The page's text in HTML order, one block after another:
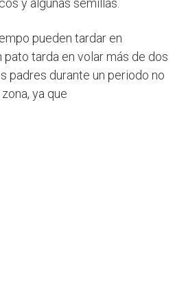
pueden tardar en
pato tarda en volar más de dos
padres durante un periodo no
ya que